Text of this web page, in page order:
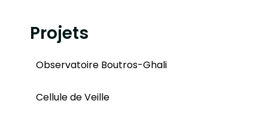
Projets
Observatoire Boutros-Ghali
Cellule de Veille